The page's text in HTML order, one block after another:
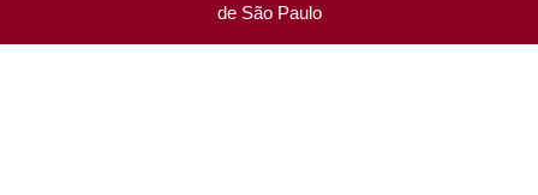
de São Paulo